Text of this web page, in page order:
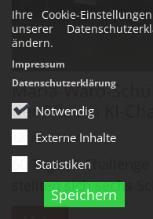
Ihre Cookie-
unserer
ändern.
Notwendig
Externe Inhalte
Statistiken
Speichern
Impressum
Datenschutzerklärung
Maria-Ward-
der Pflaum KI-
12. Apr. 2024
60 Tage KI-
stellten sich sechs